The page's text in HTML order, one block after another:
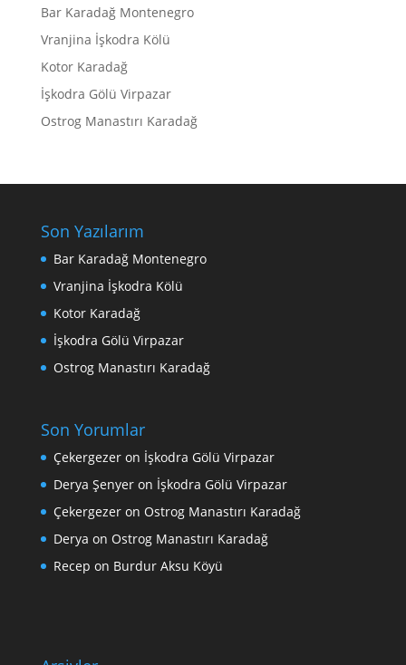
Bar Karadağ Montenegro
Vranjina İşkodra Kölü
Kotor Karadağ
İşkodra Gölü Virpazar
Ostrog Manastırı Karadağ
Son Yazılarım
Bar Karadağ Montenegro
Vranjina İşkodra Kölü
Kotor Karadağ
İşkodra Gölü Virpazar
Ostrog Manastırı Karadağ
Son Yorumlar
Çekergezeron İşkodra Gölü Virpazar
Derya Şenyeron İşkodra Gölü Virpazar
Çekergezeron Ostrog Manastırı Karadağ
Derya on Ostrog Manastırı Karadağ
Recep on Burdur Aksu Köyü